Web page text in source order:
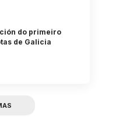
do primeiro
de Galicia